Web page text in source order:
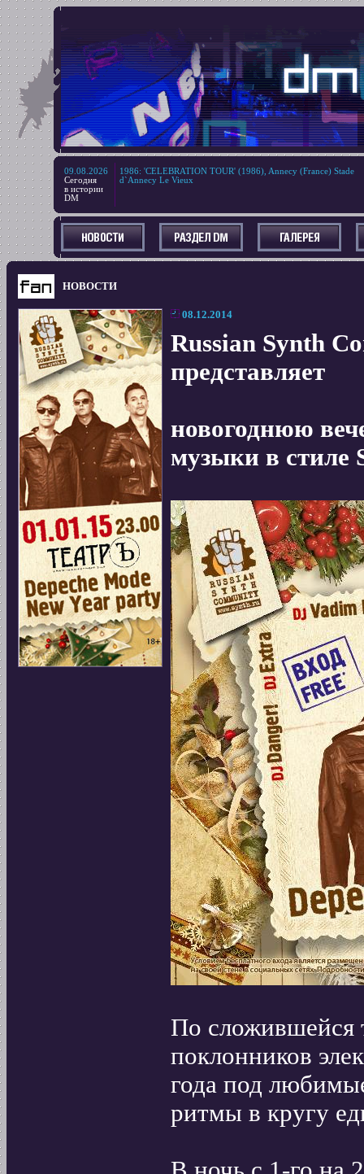
09.08.2026
Сегодня
в истории
DM
1986: 'CELEBRATION TOUR' (1986), Annecy (France) Stade
d`Annecy Le Vieux
НОВОСТИ
08.12.2014
Russian Synth
представляет
новогоднюю
музыки в стиле
По сложившейся
поклонников
года под
ритмы в кругу